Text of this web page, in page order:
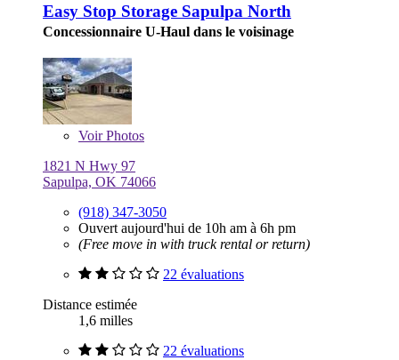
Easy Stop Storage Sapulpa North
Concessionnaire U-Haul dans le voisinage
VoirPhotos
1821 N Hwy 97
Sapulpa, OK 74066
(918) 347-3050
Ouvert aujourd'hui de 10h am à 6h pm
(Free move in with truck rental or return)
22 évaluations
Distance estimée
1,6 milles
22 évaluations